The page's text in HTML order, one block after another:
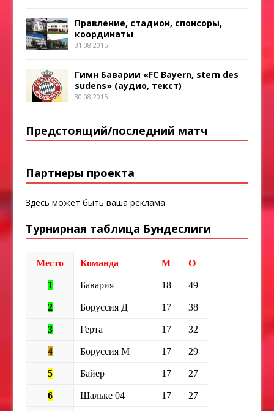
Правление, стадион, спонсоры,
координаты
31.08.2015
Гимн Баварии «FC Bayern, stern des
sudens» (аудио, текст)
30.08.2015
Предстоящий/последний матч
Партнеры проекта
Здесь может быть ваша реклама
Турнирная таблица Бундеслиги
Место Команда М О
1 Бавария 18 49
2 Боруссия Д 17 38
3 Герта 17 32
4 Боруссия М 17 29
5 Байер 17 27
6 Шальке 04 17 27